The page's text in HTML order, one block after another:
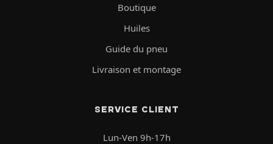
Boutique
Huiles
Guide du pneu
Livraison et montage
SERVICE CLIENT
Lun-Ven 9h-17h